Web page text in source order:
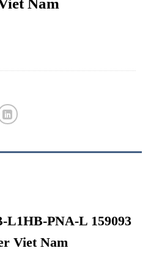
Nam
PNA-L 159093
Viet Nam